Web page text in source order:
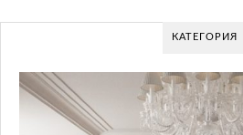
КАТЕГОРИЯ
GLAZOV DESIGN
ПОДХОД